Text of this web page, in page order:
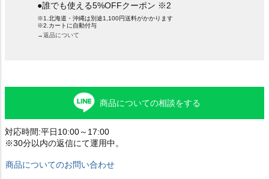
●誰でも使える5%OFFクーポン ※2
※1.北海道・沖縄は別途1,100円送料がかかります
※2.カートに自動付与
→返品について
商品についての相談をする
対応時間:平日10:00～17:00
※30分以内の返信にて運用中。
商品についてのお問い合わせ